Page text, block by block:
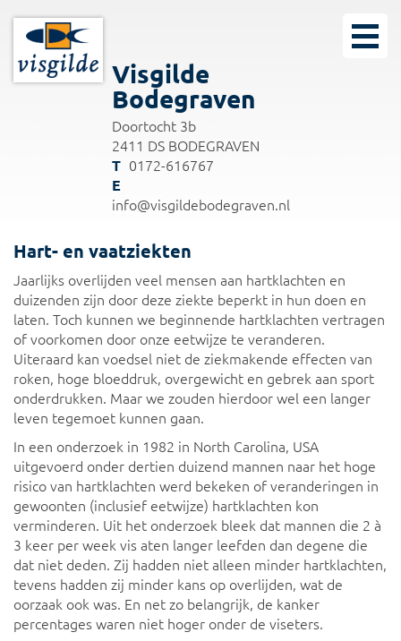
Visgilde
Bodegraven
Doortocht 3b
2411 DS BODEGRAVEN
0172-616767
info@visgildebodegraven.nl
Hart- en vaatziekten
Jaarlijks overlijden veel mensen aan hartklachten en
duizenden zijn door deze ziekte beperkt in hun doen en
laten. Toch kunnen we beginnende hartklachten vertragen
of voorkomen door onze eetwijze te veranderen.
Uiteraard kan voedsel niet de ziekmakende effecten van
roken, hoge bloeddruk, overgewicht en gebrek aan sport
onderdrukken. Maar we zouden hierdoor wel een langer
leven tegemoet kunnen gaan.
In een onderzoek in 1982 in North Carolina, USA
uitgevoerd onder dertien duizend mannen naar het hoge
risico van hartklachten werd bekeken of veranderingen in
gewoonten (inclusief eetwijze) hartklachten kon
verminderen. Uit het onderzoek bleek dat mannen die 2 à
3 keer per week vis aten langer leefden dan degene die
dat niet deden. Zij hadden niet alleen minder hartklachten,
tevens hadden zij minder kans op overlijden, wat de
oorzaak ook was. En net zo belangrijk, de kanker
percentages waren niet hoger onder de viseters.